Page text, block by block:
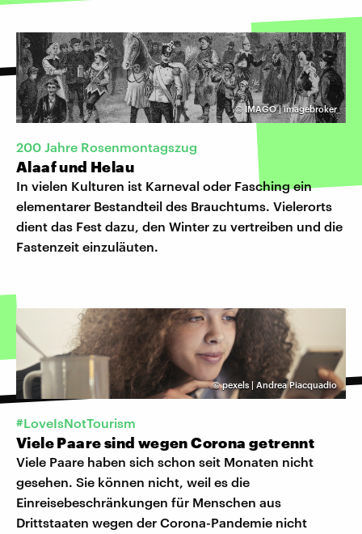
©IMAGO | imagebroker
200 Jahre Rosenmontagszug
Alaaf und Helau
In vielen Kulturen ist Karneval oder Fasching ein
elementarer Bestandteil des Brauchtums. Vielerorts
dient das Fest dazu, den Winter zu vertreiben und die
Fastenzeit einzuläuten.
©pexels | Andrea Piacquadio
#LoveIsNotTourism
Viele Paare sind wegen Corona getrennt
Viele Paare haben sich schon seit Monaten nicht
gesehen. Sie können nicht, weil es die
Einreisebeschränkungen für Menschen aus
Drittstaaten wegen der Corona-Pandemie nicht